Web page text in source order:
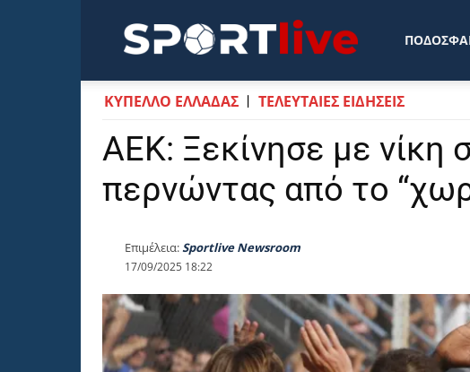
Sportlive.gr
ΚΥΠΕΛΛΟ ΕΛΛΑΔΑΣ ΤΕΛΕΥΤΑΙΕΣ ΕΙΔΗΣΕΙΣ
ΑΕΚ: Ξεκίνησε με νίκη
περνώντας από το
Επιμέλεια:Sportlive Newsroom
17/09/2025 18:22